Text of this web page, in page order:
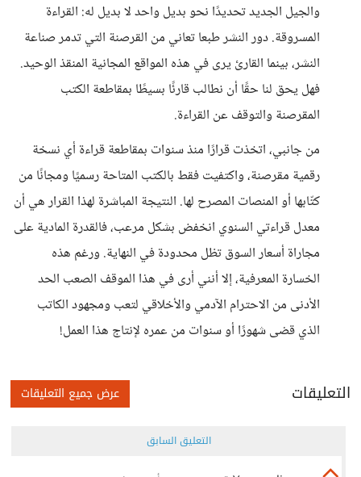
والجيل الجديد تحديدًا نحو بديل واحد لا بديل له: القراءة
المسروقة. دور النشر طبعا تعاني من القرصنة التي تدمر صناعة
النشر، بينما القارئ يرى في هذه المواقع المجانية المنقذ الوحيد.
فهل يحق لنا حقًا أن نطالب قارئًا بسيطًا بمقاطعة الكتب
المقرصنة والتوقف عن القراءة.
من جانبي، اتخذت قرارًا منذ سنوات بمقاطعة قراءة أي نسخة
رقمية مقرصنة، واكتفيت فقط بالكتب المتاحة رسميًا ومجانًا من
كتّابها أو المنصات المصرح لها. النتيجة المباشرة لهذا القرار هي أن
معدل قراءتي السنوي انخفض بشكل مرعب، فالقدرة المادية على
مجاراة أسعار السوق تظل محدودة في النهاية. ورغم هذه
الخسارة المعرفية، إلا أنني أرى في هذا الموقف الصعب الحد
الأدنى من الاحترام الآدمي والأخلاقي لتعب ومجهود الكاتب
الذي قضى شهورًا أو سنوات من عمره لإنتاج هذا العمل!
التعليقات عرض جميع التعليقات
التعليق السابق